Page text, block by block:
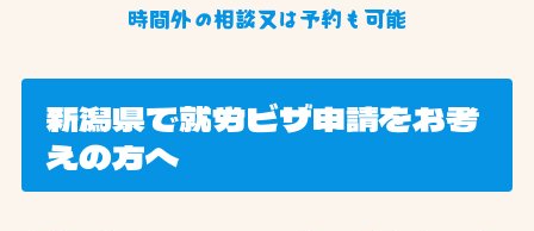
時間外の相談又は予約も可能
新潟県で就労ビザ申請をお考
えの方へ